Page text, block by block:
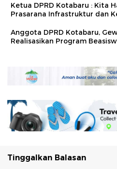
Ketua DPRD Kotabaru : Kita
Prasarana Infrastruktur dan
Anggota DPRD Kotabaru,
Realisasikan Program
Tinggalkan Balasan